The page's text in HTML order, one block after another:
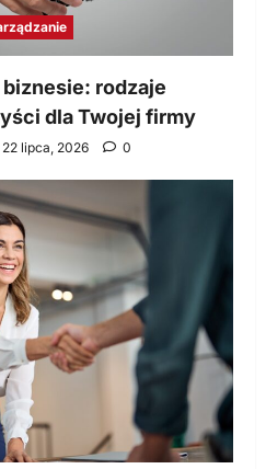
rodzaje
dla Twojej firmy
22 lipca, 2026 0